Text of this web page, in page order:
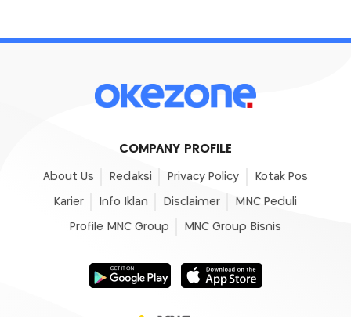
COMPANY PROFILE
About Us Redaksi Privacy Policy Kotak Pos
Karier Info Iklan Disclaimer MNC Peduli
Profile MNC Group MNC Group Bisnis